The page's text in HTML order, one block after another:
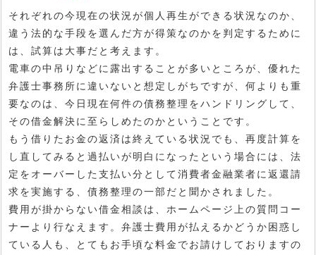
それぞれの今現在の状況が個人再生ができる状況なのか、
違う法的な手段を選んだ方が得策なのかを判定するために
は、試算は大事だと考えます。
電車の中吊りなどに露出することが多いところが、優れた
弁護士事務所に違いないと想定しがちですが、何よりも重
要なのは、今日現在何件の債務整理をハンドリングして、
その借金解決に至らしめたのかということです。
もう借りたお金の返済は終えている状況でも、再度計算を
し直してみると過払いが明白になったという場合には、法
定をオーバーした支払い分として消費者金融業者に返還請
求を実施する、債務整理の一部だと聞かされました。
費用が掛からない借金相談は、ホームページ上の質問コー
ナーより行なえます。弁護士費用が払えるかどうか困惑し
ている人も、とてもお手頃な料金でお請けしておりますの